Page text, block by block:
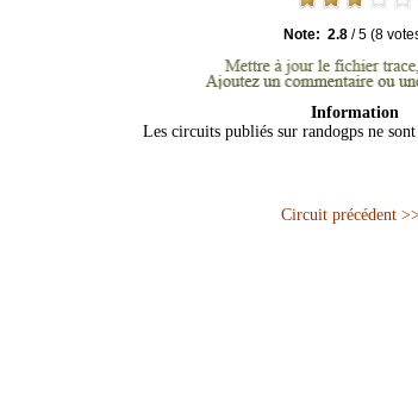
Note: 2.8 /5 (8
Information
Les circuits publiés sur randogps ne
Circuit précédent